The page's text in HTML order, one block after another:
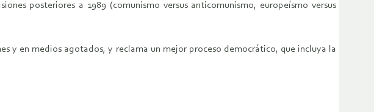
posteriores a 1989 (comunismo versus anticomunismo, europeísmo versus
y en medios agotados, y reclama un mejor proceso democrático, que incluya la